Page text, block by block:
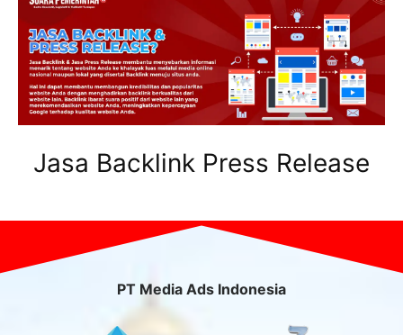
Jasa Backlink Press Release
PT Media Ads Indonesia